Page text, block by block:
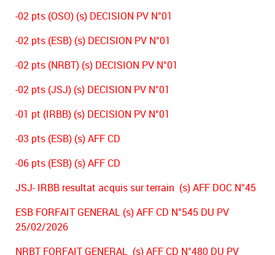
-02 pts (OSO) (s) DECISION PV N°01
-02 pts (ESB) (s) DECISION PV N°01
-02 pts (NRBT) (s) DECISION PV N°01
-02 pts (JSJ) (s) DECISION PV N°01
-01 pt (IRBB) (s) DECISION PV N°01
-03 pts (ESB) (s) AFF CD
-06 pts (ESB) (s) AFF CD
JSJ- IRBB resultat acquis sur terrain (s) AFF DOC N°45
ESB FORFAIT GENERAL (s) AFF CD N°545 DU PV
25/02/2026
NRBT FORFAIT GENERAL (s) AFF CD N°480 DU PV